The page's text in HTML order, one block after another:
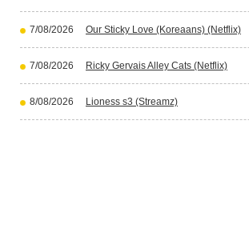
7/08/2026 Our Sticky Love (Koreaans) (Netflix)
7/08/2026 Ricky Gervais Alley Cats (Netflix)
8/08/2026 Lioness s3 (Streamz)